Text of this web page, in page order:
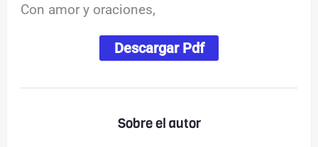
Con amor y oraciones,
Descargar Pdf
Sobre el autor